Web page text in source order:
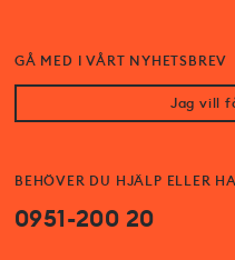
BEHÖVER DU HJÄLP ELLER
0951-200 20
GÅ MED I VÅRT NYHETSBREV
Jag vill